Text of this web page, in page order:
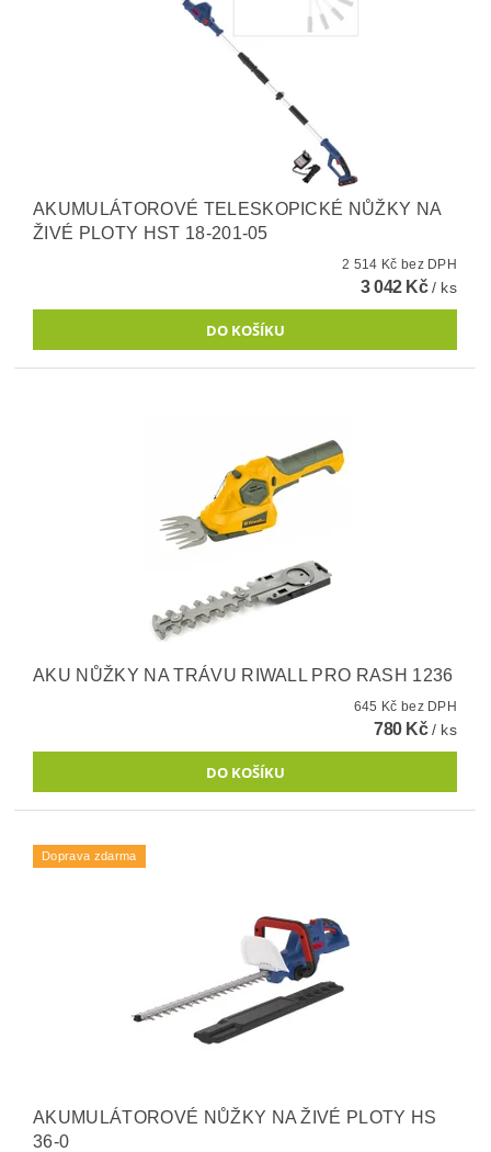
AKUMULÁTOROVÉ TELESKOPICKÉ NŮŽKY NA
ŽIVÉ PLOTY HST 18-201-05
2 514 Kč bez DPH
3 042 Kč/ ks
AKU NŮŽKY NA TRÁVU RIWALL PRO RASH 1236
645 Kč bez DPH
780 Kč/ ks
Doprava zdarma
AKUMULÁTOROVÉ NŮŽKY NA ŽIVÉ PLOTY HS
36-0